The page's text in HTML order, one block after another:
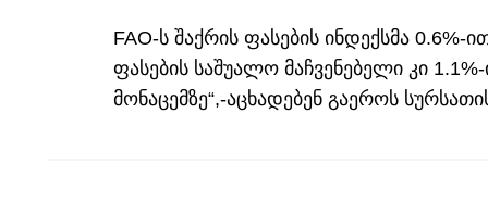
FAO-ს შაქრის ფასების ინდექსმა
ფასების საშუალო მაჩვენებელი კი
მონაცემზე“,-აცხადებენ გაეროს